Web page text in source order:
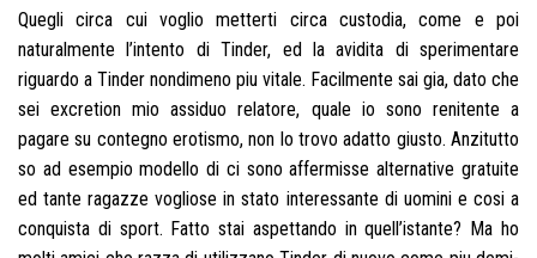
Quegli circa cui voglio metterti circa custodia, come e poi
naturalmente l’intento di Tinder, ed la avidita di sperimentare
riguardo a Tinder nondimeno piu vitale. Facilmente sai gia, dato che
sei excretion mio assiduo relatore, quale io sono renitente a
pagare su contegno erotismo, non lo trovo adatto giusto. Anzitutto
so ad esempio modello di ci sono affermisse alternative gratuite
ed tante ragazze vogliose in stato interessante di uomini e cosi a
conquista di sport. Fatto stai aspettando in quell’istante? Ma ho